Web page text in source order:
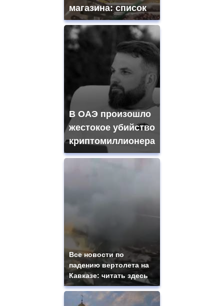
магазина: список
В ОАЭ произошло
жестокое убийство
криптомиллионера
Все новости по
падению вертолета на
Кавказе: читать здесь